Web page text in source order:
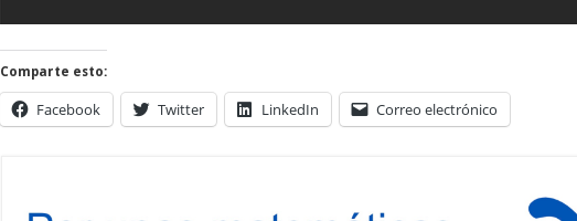
Comparte esto:
Facebook Twitter LinkedIn Correo electrónico